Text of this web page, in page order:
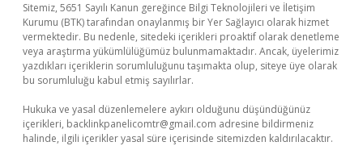
Sitemiz, 5651 Sayılı Kanun gereğince Bilgi Teknolojileri ve İletişim
Kurumu (BTK) tarafından onaylanmış bir Yer Sağlayıcı olarak hizmet
vermektedir. Bu nedenle, sitedeki içerikleri proaktif olarak denetleme
veya araştırma yükümlülüğümüz bulunmamaktadır. Ancak, üyelerimiz
yazdıkları içeriklerin sorumluluğunu taşımakta olup, siteye üye olarak
bu sorumluluğu kabul etmiş sayılırlar.
Hukuka ve yasal düzenlemelere aykırı olduğunu düşündüğünüz
içerikleri, backlinkpanelicomtr@gmail.com adresine bildirmeniz
halinde, ilgili içerikler yasal süre içerisinde sitemizden kaldırılacaktır.